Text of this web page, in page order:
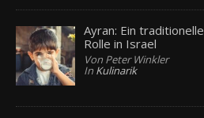
Ayran: Ein
Rolle in Israel
Von Peter Winkler
In Kulinarik